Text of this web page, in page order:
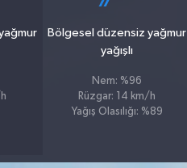
Bölgesel düzensiz yağmur
yağışlı
Nem: %96
Rüzgar: 14 km/h
Yağış Olasılığı: %89